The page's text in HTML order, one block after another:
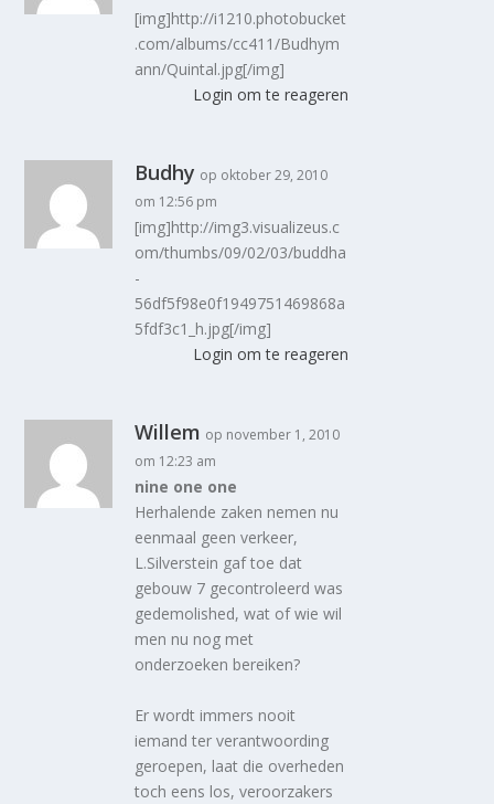
[img]http://i1210.photobucket
.com/albums/cc411/Budhym
ann/Quintal.jpg[/img]
Login om te reageren
Budhy op oktober 29, 2010
om 12:56 pm
[img]http://img3.visualizeus.c
om/thumbs/09/02/03/buddha
-
56df5f98e0f1949751469868a
5fdf3c1_h.jpg[/img]
Login om te reageren
Willem op november 1, 2010
om 12:23 am
nine one one
Herhalende zaken nemen nu
eenmaal geen verkeer,
L.Silverstein gaf toe dat
gebouw 7 gecontroleerd was
gedemolished, wat of wie wil
men nu nog met
onderzoeken bereiken?
Er wordt immers nooit
iemand ter verantwoording
geroepen, laat die overheden
toch eens los, veroorzakers